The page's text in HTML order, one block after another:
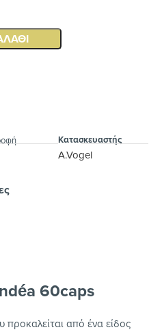
Κατασκευαστής
A.Vogel
60caps
προκαλείται από ένα είδος